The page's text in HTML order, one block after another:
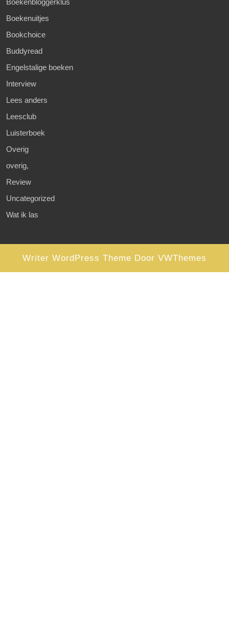
Boekenuitjes
Bookchoice
Buddyread
Engelstalige boeken
Interview
Lees anders
Leesclub
Luisterboek
Overig
overig,
Review
Uncategorized
Wat ik las
Writer WordPress Theme Door VWThemes